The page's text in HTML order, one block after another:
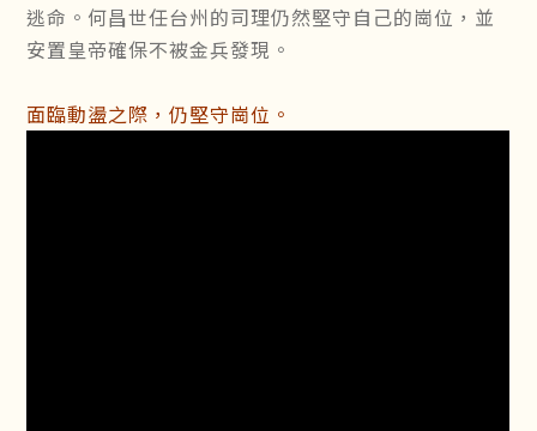
逃命。何昌世任台州的司理仍然堅守自己的崗位，並
安置皇帝確保不被金兵發現。
面臨動盪之際，仍堅守崗位。